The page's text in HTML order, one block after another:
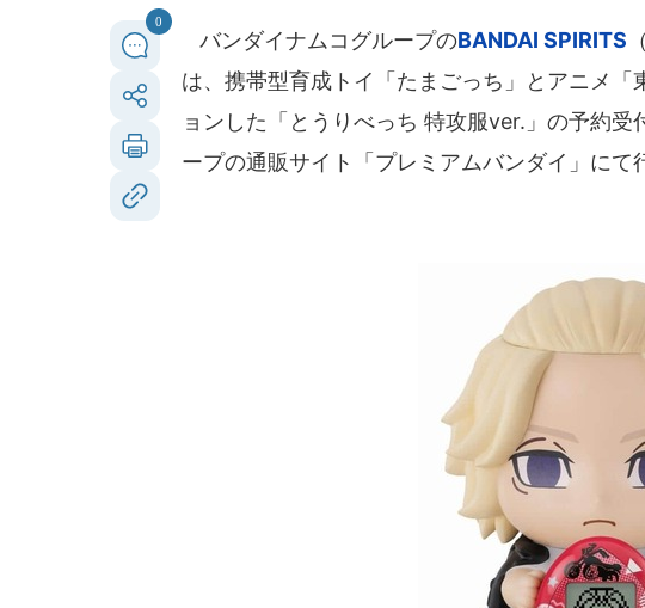
0
バンダイナムコグループのBANDAI SPIRITS
は、携帯型育成トイ「たまごっち」とアニメ
ョンした「とうりべっち 特攻服ver.」の予約
ープの通販サイト「プレミアムバンダイ」にて